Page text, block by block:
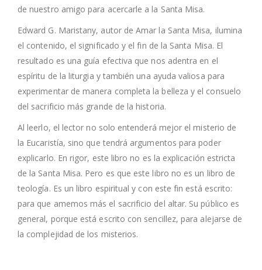
de nuestro amigo para acercarle a la Santa Misa.
Edward G. Maristany, autor de Amar la Santa Misa, ilumina
el contenido, el significado y el fin de la Santa Misa. El
resultado es una guía efectiva que nos adentra en el
espíritu de la liturgia y también una ayuda valiosa para
experimentar de manera completa la belleza y el consuelo
del sacrificio más grande de la historia.
Al leerlo, el lector no solo entenderá mejor el misterio de
la Eucaristía, sino que tendrá argumentos para poder
explicarlo. En rigor, este libro no es la explicación estricta
de la Santa Misa. Pero es que este libro no es un libro de
teología. Es un libro espiritual y con este fin está escrito:
para que amemos más el sacrificio del altar. Su público es
general, porque está escrito con sencillez, para alejarse de
la complejidad de los misterios.